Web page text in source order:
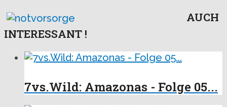
AUCH
INTERESSANT !
7vs.Wild: Amazonas - Folge 05...